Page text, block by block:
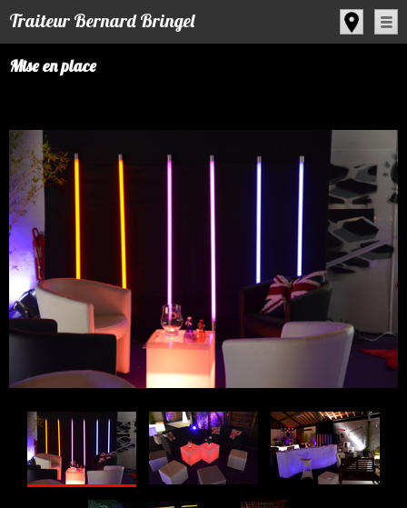
Traiteur Bernard Bringel
Mise en place
Panneau de gestion des cookies